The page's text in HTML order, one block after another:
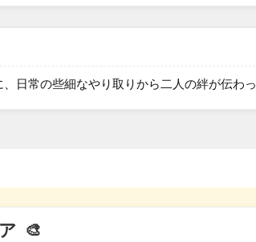
日常の些細なやり取りから二人の絆が伝わ